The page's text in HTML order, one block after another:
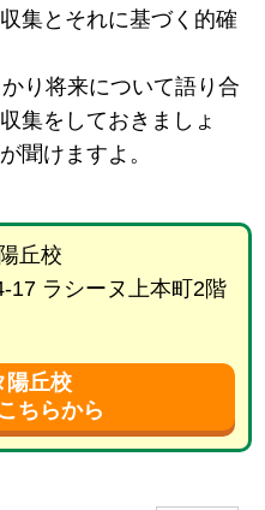
集とそれに基づく的確
り将来について語り合
集をしておきましょ
聞けますよ。
丘校
17 ラシーヌ上本町2階
陽丘校
ちらから